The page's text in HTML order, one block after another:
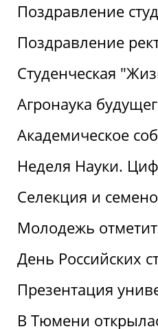
Поздравление
Поздравление
Студенческая
Агронаука
Академическое
Неделя Науки.
Селекция и
Молодежь
День Российских
Презентация
В Тюмени